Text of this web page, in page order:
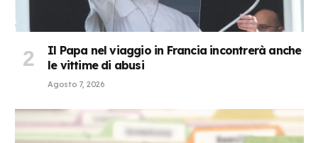
Il Papa nel viaggio in Francia incontrerà anche
le vittime di abusi
Agosto 7, 2026